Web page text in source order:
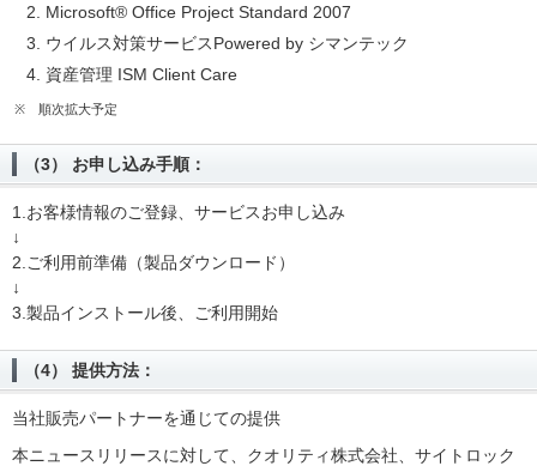
Microsoft® Office Project Standard 2007
ウイルス対策サービスPowered by シマンテック
資産管理 ISM Client Care
※ 順次拡大予定
（3） お申し込み手順：
1.お客様情報のご登録、サービスお申し込み
↓
2.ご利用前準備（製品ダウンロード）
↓
3.製品インストール後、ご利用開始
（4） 提供方法：
当社販売パートナーを通じての提供
本ニュースリリースに対して、クオリティ株式会社、サイトロック